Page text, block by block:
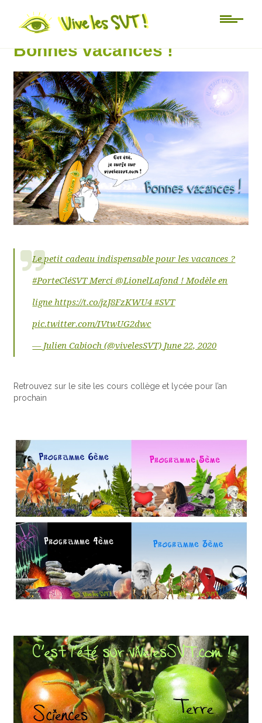
Au jour le jour
Bonnes vacances !
Le petit cadeau indispensable pour les vacances ?
#PorteCléSVTMerci @LionelLafond ! Modèle en
lignehttps://t.co/jzJ8FzKWU4 #SVT
pic.twitter.com/IVtwUG2dwc
— Julien Cabioch (@vivelesSVT) June 22, 2020
Retrouvez sur le site les cours collège et lycée pour l’an
prochain